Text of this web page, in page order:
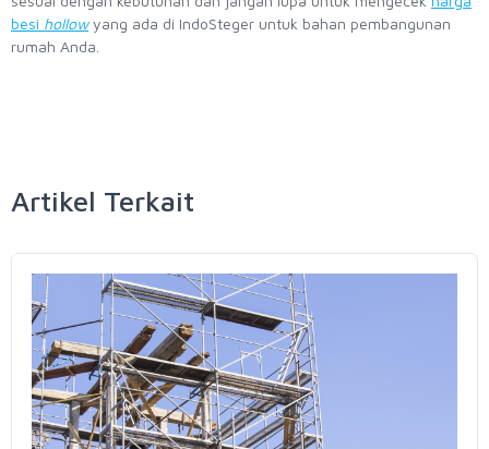
besi hollow yang ada di IndoSteger untuk bahan pembangunan
rumah Anda.
Artikel Terkait